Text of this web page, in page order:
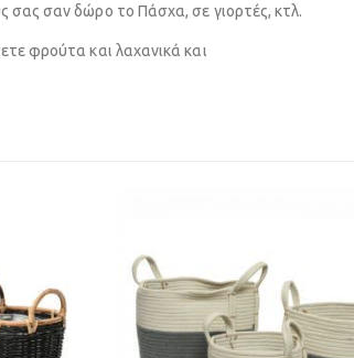
σας σαν δώρο το Πάσχα, σε γιορτές, κτλ.
φρούτα και λαχανικά και